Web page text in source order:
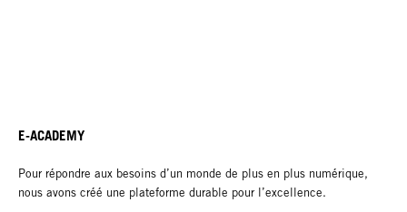
E-ACADEMY
Pour répondre aux besoins d’un monde de plus en plus numérique,
nous avons créé une plateforme durable pour l’excellence.